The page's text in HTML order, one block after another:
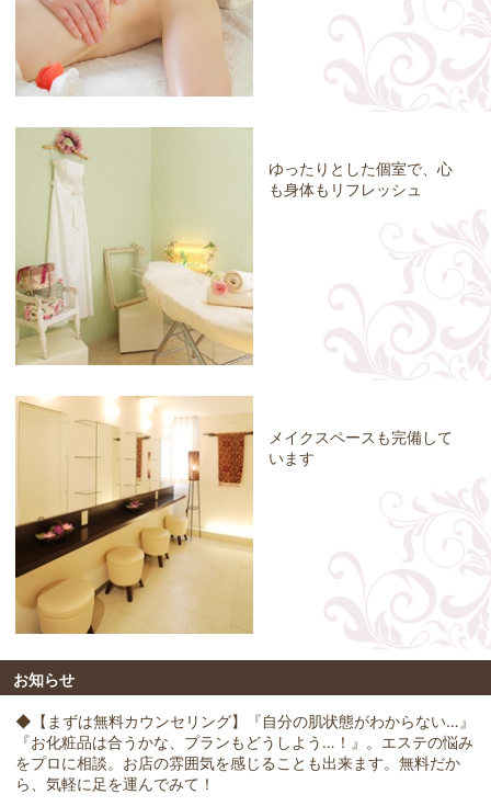
ゆったりとした個室で、心
も身体もリフレッシュ
メイクスペースも完備して
います
お知らせ
◆【まずは無料カウンセリング】『自分の肌状態がわからない…』
『お化粧品は合うかな、プランもどうしよう…！』。エステの悩み
をプロに相談。お店の雰囲気を感じることも出来ます。無料だか
ら、気軽に足を運んでみて！